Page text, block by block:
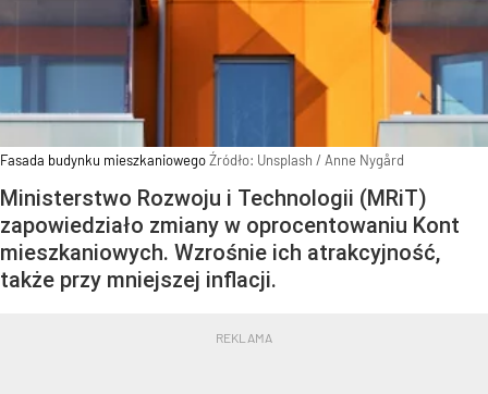
Fasada budynku mieszkaniowegoŹródło: Unsplash / Anne Nygård
Ministerstwo Rozwoju i Technologii (MRiT)
zapowiedziało zmiany w oprocentowaniu Kont
mieszkaniowych. Wzrośnie ich atrakcyjność,
także przy mniejszej inflacji.